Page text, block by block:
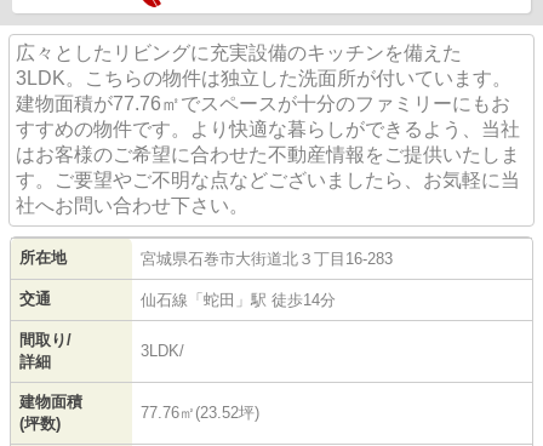
広々としたリビングに充実設備のキッチンを備えた
3LDK。こちらの物件は独立した洗面所が付いています。
建物面積が77.76㎡でスペースが十分のファミリーにもお
すすめの物件です。より快適な暮らしができるよう、当社
はお客様のご希望に合わせた不動産情報をご提供いたしま
す。ご要望やご不明な点などございましたら、お気軽に当
社へお問い合わせ下さい。
所在地 宮城県石巻市大街道北 ３丁目16-283
交通 仙石線 「 蛇田 」駅 徒歩14分
間取り/
詳細
3LDK/
建物面積
(坪数)
77.76㎡(23.52坪)